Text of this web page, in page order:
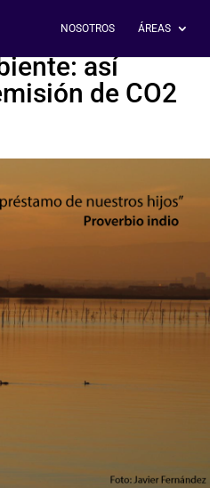
NOSOTROS ÁREAS
así
de CO2